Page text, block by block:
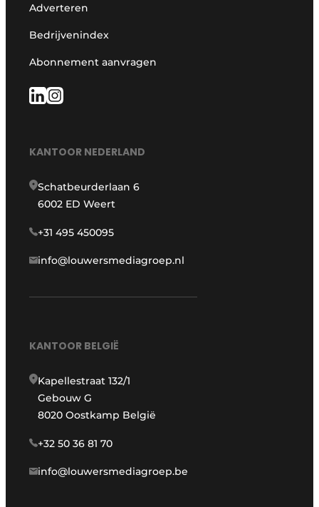
Adverteren
Bedrijvenindex
Abonnement aanvragen
KANTOOR NEDERLAND
Schatbeurderlaan 6
6002 ED Weert
+31 495 450095
info@louwersmediagroep.nl
KANTOOR BELGIË
Kapellestraat 132/1
Gebouw G
8020 Oostkamp België
+32 50 36 81 70
info@louwersmediagroep.be